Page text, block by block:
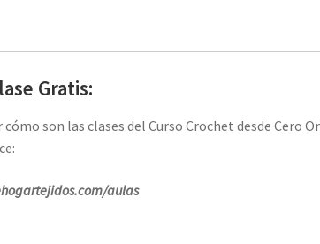
Gratis:
cómo son las clases del Curso Crochet desde Cero
aulas